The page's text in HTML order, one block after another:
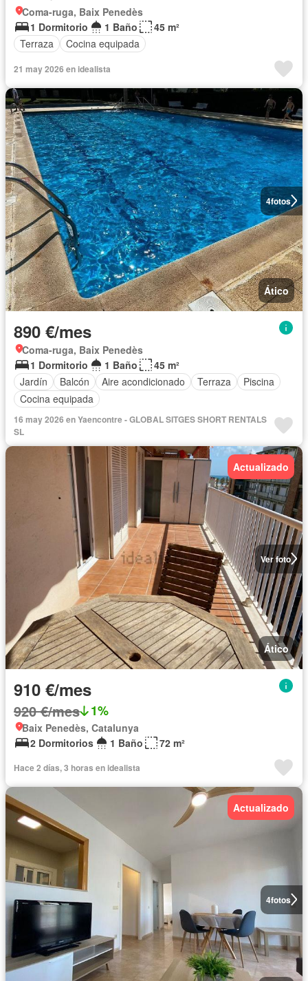
Coma-ruga, Baix Penedès
1 Dormitorio
1 Baño
45 m²
Terraza
Cocina equipada
21 may 2026 en idealista
4fotos
Ático
890 €/mes
Coma-ruga, Baix Penedès
1 Dormitorio
1 Baño
45 m²
Jardín
Balcón Aire acondicionado Terraza
Piscina
Cocina equipada
16 may 2026 en Yaencontre - GLOBAL SITGES SHORT RENTALS
SL
Ver foto
Actualizado
Ático
910 €/mes
920 €/mes 1%
Baix Penedès, Catalunya
2 Dormitorios
1 Baño 72 m²
Hace 2 días, 3 horas en idealista
4fotos
Actualizado